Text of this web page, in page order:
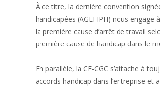
À ce titre, la dernière convention
handicapées (AGEFIPH) nous
la première cause d’arrêt de travail
première cause de handicap dans le
En parallèle, la CE-CGC s’attache à
accords handicap dans l’entreprise